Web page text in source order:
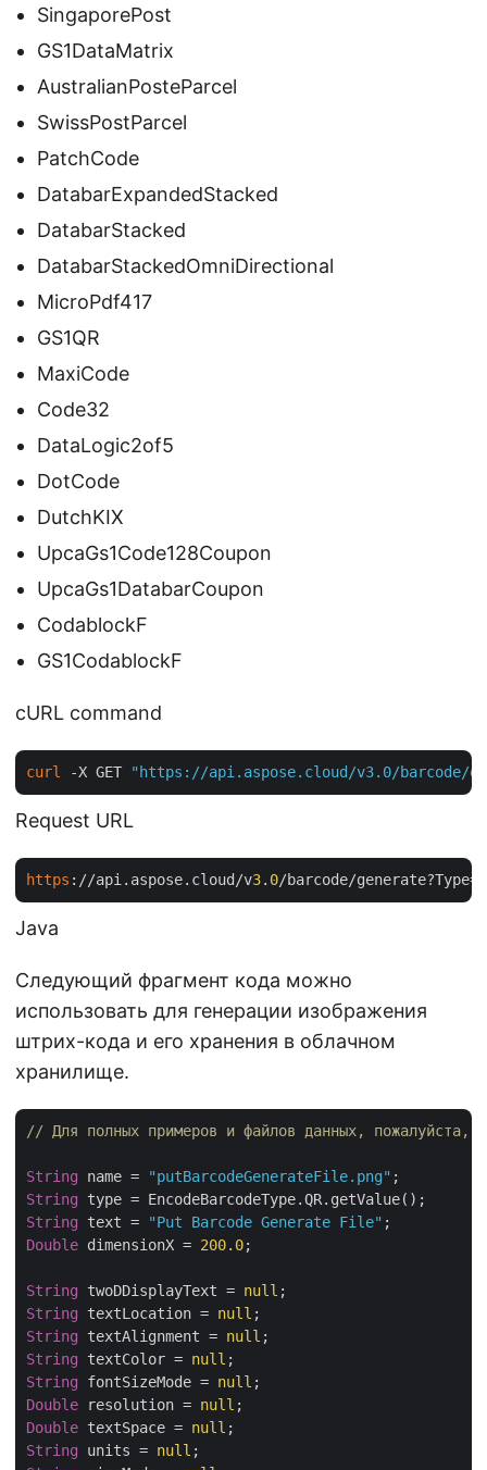
SingaporePost
GS1DataMatrix
AustralianPosteParcel
SwissPostParcel
PatchCode
DatabarExpandedStacked
DatabarStacked
DatabarStackedOmniDirectional
MicroPdf417
GS1QR
MaxiCode
Code32
DataLogic2of5
DotCode
DutchKIX
UpcaGs1Code128Coupon
UpcaGs1DatabarCoupon
CodablockF
GS1CodablockF
cURL command
curl -X GET "https://api.aspose.cloud/v3.0/barcode/
Request URL
https ://api.aspose.cloud/v3. 0/barcode/
Java
Следующий фрагмент кода можно
использовать для генерации изображения
штрих-кода и его хранения в облачном
хранилище.
// Для полных примеров и файлов данных,
String name = "putBarcodeGenerateFile.png"
String
String text = "Put Barcode Generate File"
Double dimensionX = 200.0;
String twoDDisplayText = null
String textLocation = null
String textAlignment = null
String textColor = null
String fontSizeMode = null
Double resolution = null
Double textSpace = null
String units = null